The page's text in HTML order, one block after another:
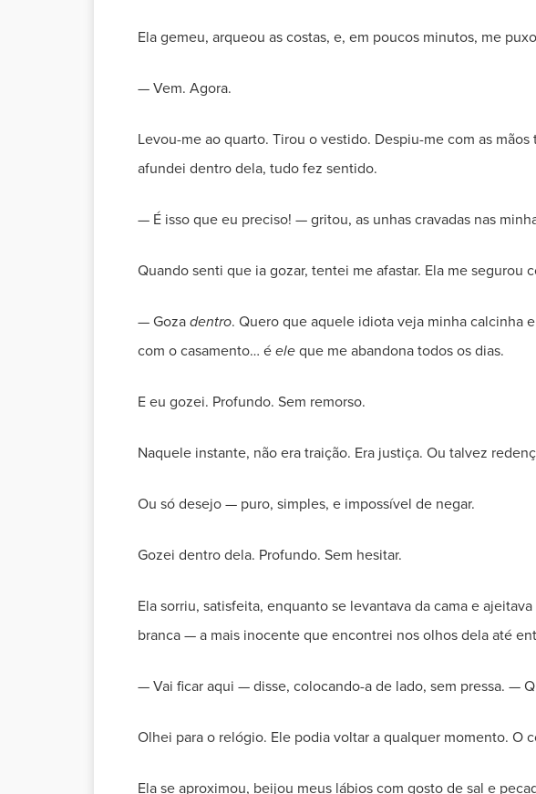
Ela gemeu, arqueou as costas, e, em poucos minutos, me
— Vem. Agora.
Levou-me ao quarto. Tirou o vestido. Despiu-me com as
afundei dentro dela, tudo fez sentido.
— É isso que eu preciso! — gritou, as unhas cravadas nas
Quando senti que ia gozar, tentei me afastar. Ela me segurou
— Gozadentro. Quero que aquele idiota veja minha calcinha
com o casamento… éeleque me abandona todos os dias.
E eu gozei. Profundo. Sem remorso.
Naquele instante, não era traição. Era justiça. Ou talvez
Ou só desejo — puro, simples, e impossível de negar.
Gozei dentro dela. Profundo. Sem hesitar.
Ela sorriu, satisfeita, enquanto se levantava da cama e
branca — a mais inocente que encontrei nos olhos dela até
— Vai ficar aqui — disse, colocando-a de lado, sem pressa. —
Olhei para o relógio. Ele podia voltar a qualquer momento. O
Ela se aproximou, beijou meus lábios com gosto de sal e